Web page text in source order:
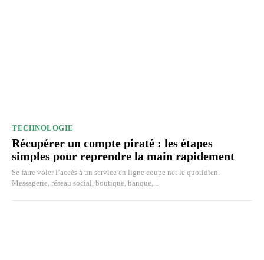
TECHNOLOGIE
Récupérer un compte piraté : les étapes
simples pour reprendre la main rapidement
Se faire voler l’accès à un service en ligne coupe net le quotidien.
Messagerie, réseau social, boutique, banque,...